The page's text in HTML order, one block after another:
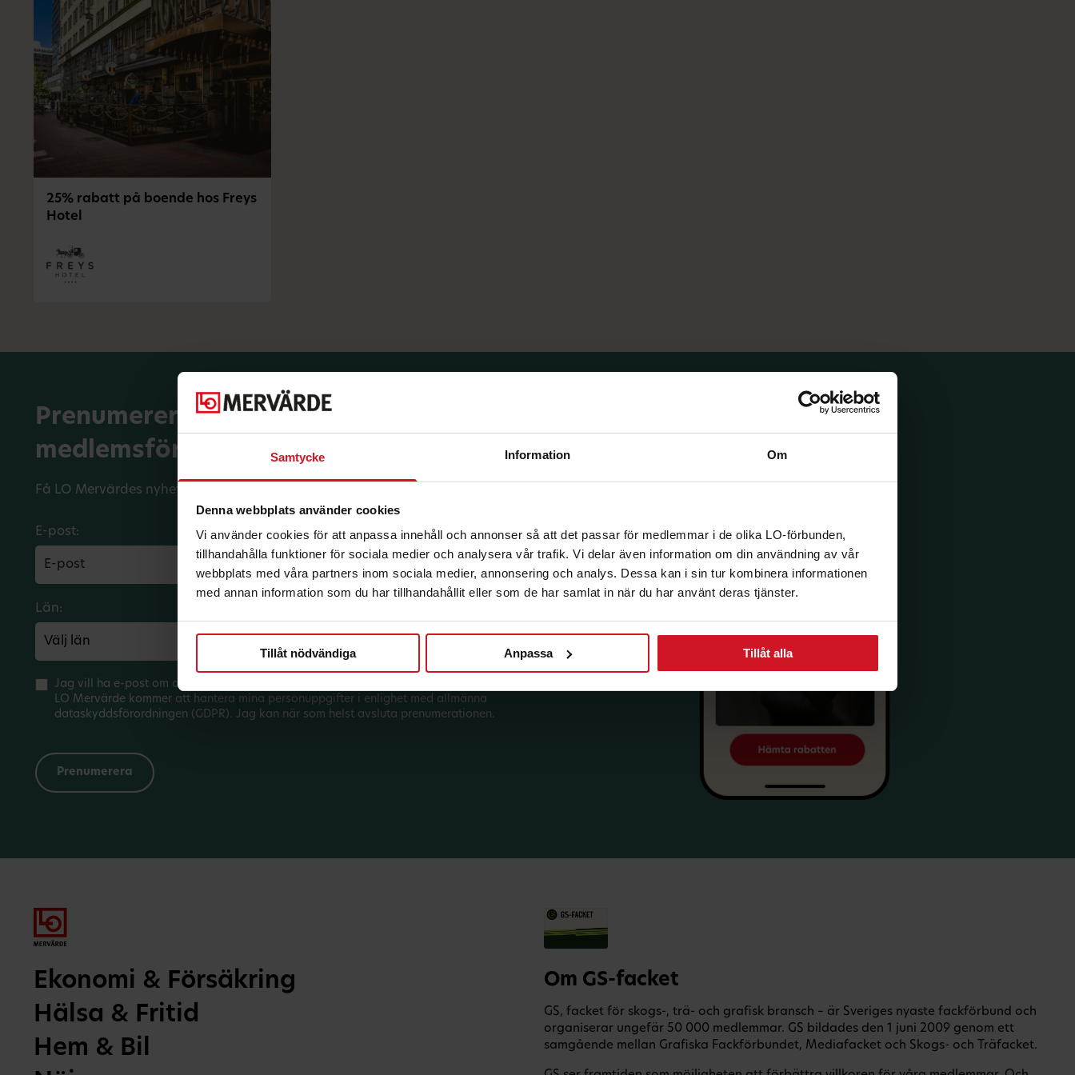
Samtycke Information Om
Denna webbplats använder cookies
Vi använder cookies för att anpassa innehåll och annonser så att det passar för medlemmar i de olika LO-förbunden,
tillhandahålla funktioner för sociala medier och analysera vår trafik. Vi delar även information om din användning av vår
webbplats med våra partners inom sociala medier, annonsering och analys. Dessa kan i sin tur kombinera informationen
med annan information som du har tillhandahållit eller som de har samlat in när du har använt deras tjänster.
Tillåt nödvändiga Anpassa Tillåt alla
25% rabatt på boende hos Freys
Hotel
Prenumerera på dina
medlemsförmåner.
Få LO Mervärdes nyhetsbrev varje månad till din inkorg.
E-post:
Län:
Jag vill ha e-post om aktuella erbjudanden och medlemsförmåner från LO Mervärde.
LO Mervärde kommer att hantera mina personuppgifter i enlighet med allmänna
dataskyddsförordningen (GDPR). Jag kan när som helst avsluta prenumerationen.
Ekonomi & Försäkring
Hälsa & Fritid
Hem & Bil
Om GS-facket
GS, facket för skogs-, trä- och grafisk bransch – är Sveriges nyaste fackförbund och
organiserar ungefär 50 000 medlemmar. GS bildades den 1 juni 2009 genom ett
samgående mellan Grafiska Fackförbundet, Mediafacket och Skogs- och Träfacket.